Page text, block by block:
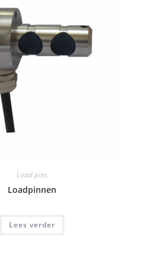
Load pins
Loadpinnen
Lees verder